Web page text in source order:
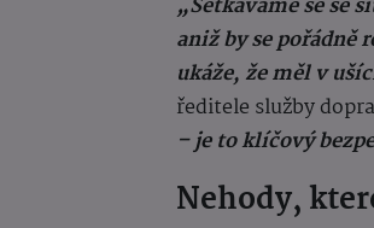
aniž by se pořádně
ukáže, že měl v
ředitele služby
– je to klíčový
Nehody,